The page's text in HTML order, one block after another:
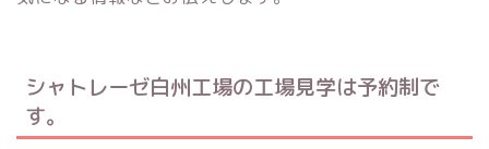
シャトレーゼ白州工場の工場見学は予約制で
す。